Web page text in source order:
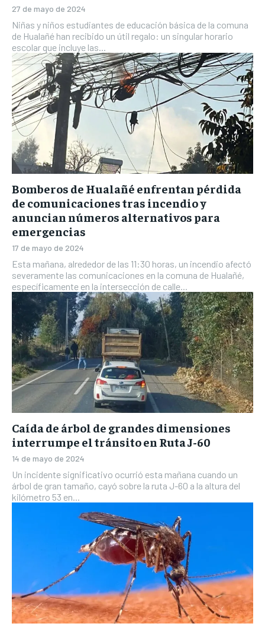
27 de mayo de 2024
Niñas y niños estudiantes de educación básica de la comuna
de Hualañé han recibido un útil regalo: un singular horario
escolar que incluye las...
Bomberos de Hualañé enfrentan pérdida
de comunicaciones tras incendio y
anuncian números alternativos para
emergencias
17 de mayo de 2024
Esta mañana, alrededor de las 11:30 horas, un incendio afectó
severamente las comunicaciones en la comuna de Hualañé,
específicamente en la intersección de calle...
Caída de árbol de grandes dimensiones
interrumpe el tránsito en Ruta J-60
14 de mayo de 2024
Un incidente significativo ocurrió esta mañana cuando un
árbol de gran tamaño, cayó sobre la ruta J-60 a la altura del
kilómetro 53 en...